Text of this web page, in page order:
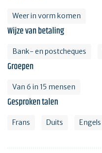
Weer in vorm komen
Wijze van betaling
Bank- en postcheques
Groepen
Van 6 in 15 mensen
Gesproken talen
Frans Duits Engels